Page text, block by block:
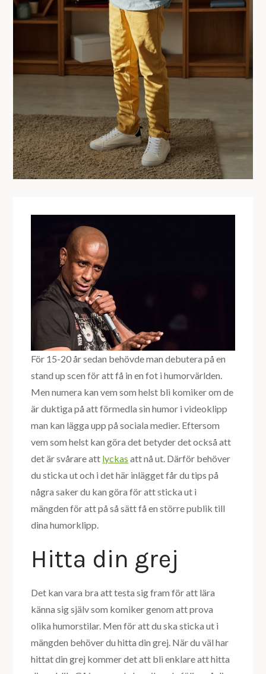
För 15-20 år sedan behövde man debutera på en
stand up scen för att få in en fot i humorvärlden.
Men numera kan vem som helst bli komiker om de
är duktiga på att förmedla sin humor i videoklipp
man kan lägga upp på sociala medier. Eftersom
vem som helst kan göra det betyder det också att
det är svårare att lyckas att nå ut. Därför behöver
du sticka ut och i det här inlägget får du tips på
några saker du kan göra för att sticka ut i
mängden för att på så sätt få en större publik till
dina humorklipp.
Hitta din grej
Det kan vara bra att testa sig fram för att lära
känna sig själv som komiker genom att prova
olika humorstilar. Men för att du ska sticka ut i
mängden behöver du hitta din grej. När du väl har
hittat din grej kommer det att bli enklare att hitta